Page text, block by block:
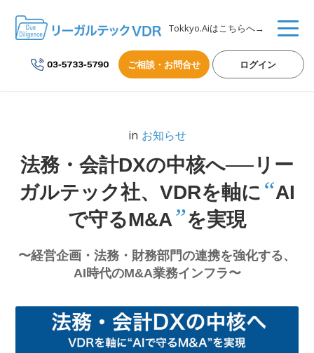
Tokkyo.Aiはこちらへ→
ご相談・お問合せ ログイン
in お知らせ
法務・会計DXの中核へ──リー
ガルテック社、VDRを軸に “AI
で守るM&A”を実現
〜経営企画・法務・財務部門の連携を強化する、
AI時代のM&A業務インフラ〜